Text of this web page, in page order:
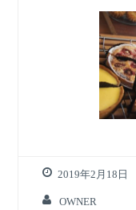
2019年2月18日
OWNER